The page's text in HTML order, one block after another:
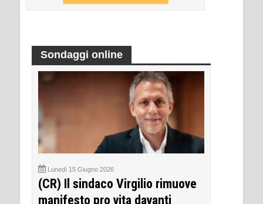
Sondaggi online
Lunedì 15 Giugno 2026
(CR) Il sindaco Virgilio rimuove
manifesto pro vita davanti